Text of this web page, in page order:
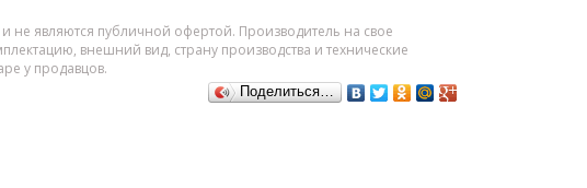
не являются публичной офертой. Производитель на свое
внешний вид, страну производства и технические
у продавцов.
Поделиться…